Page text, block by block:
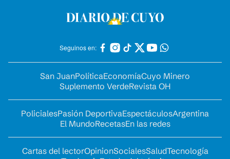
Seguinos en:
San JuanPolíticaEconomíaCuyo Minero
Suplemento VerdeRevista OH
PolicialesPasión DeportivaEspectáculosArgentina
El MundoRecetasEn las redes
Cartas del lectorOpinionSocialesSaludTecnología